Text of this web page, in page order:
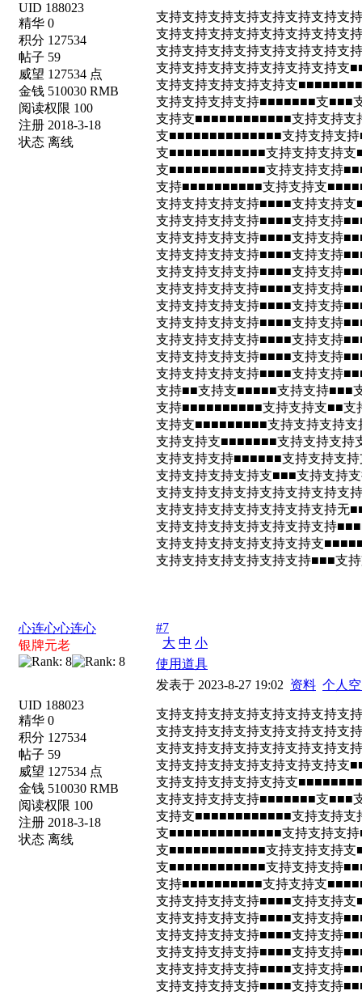
UID 188023
精华 0
积分 127534
帖子 59
威望 127534 点
金钱 510030 RMB
阅读权限 100
注册 2018-3-18
状态 离线
支持支持支持支持支持支持支持支
支持支持支持支持支持支持支持支
支持支持支持支持支持支持支持
支持支持支持支持支持支持支持
支持支持支持支持支持支
支持支持支持支持■■■■■■■支■■■
支持支■■■■■■■■■■■■支持支持支
支■■■■■■■■■■■■■■支持支持支
支■■■■■■■■■■■■支持支持支持
支■■■■■■■■■■■■支持支持支持
支持■■■■■■■■■■支持支持支
支持支持支持支持■■■■支持支持
支持支持支持支持■■■■支持支持
支持支持支持支持■■■■支持支持
支持支持支持支持■■■■支持支持
支持支持支持支持■■■■支持支持
支持支持支持支持■■■■支持支持
支持支持支持支持■■■■支持支持
支持支持支持支持■■■■支持支持
支持支持支持支持■■■■支持支持
支持支持支持支持■■■■支持支持
支持支持支持支持■■■■支持支持
支持■■支持支■■■■■支持支持■■■
支持■■■■■■■■■■支持支持支■■支
支持支■■■■■■■■■支持支持支持
支持支持支■■■■■■■支持支持支持
支持支持支持■■■■■■支持支持支
支持支持支持支持支■■■支持支持
支持支持支持支持支持支持支持支
支持支持支持支持支持支持支持
支持支持支持支持支持支持支持
支持支持支持支持支持支持支
支持支持支持支持支持支持■■■支
心连心心连心
银牌元老
UID 188023
精华 0
积分 127534
帖子 59
威望 127534 点
金钱 510030 RMB
阅读权限 100
注册 2018-3-18
状态 离线
#7
大 中 小
使用道具
发表于 2023-8-27 19:02 资料 个人
支持支持支持支持支持支持支持支
支持支持支持支持支持支持支持支
支持支持支持支持支持支持支持
支持支持支持支持支持支持支持
支持支持支持支持支持支
支持支持支持支持■■■■■■■支■■■
支持支■■■■■■■■■■■■支持支持支
支■■■■■■■■■■■■■■支持支持支
支■■■■■■■■■■■■支持支持支持
支■■■■■■■■■■■■支持支持支持
支持■■■■■■■■■■支持支持支
支持支持支持支持■■■■支持支持
支持支持支持支持■■■■支持支持
支持支持支持支持■■■■支持支持
支持支持支持支持■■■■支持支持
支持支持支持支持■■■■支持支持
支持支持支持支持■■■■支持支持